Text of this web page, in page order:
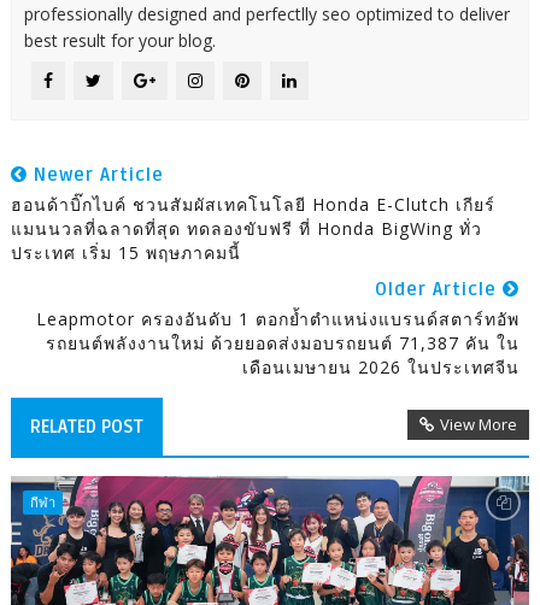
professionally designed and perfectlly seo optimized to deliver
best result for your blog.
Newer Article
ฮอนด้าบิ๊กไบค์ ชวนสัมผัสเทคโนโลยี Honda E-Clutch เกียร์
แมนนวลที่ฉลาดที่สุด ทดลองขับฟรี ที่ Honda BigWing ทั่ว
ประเทศ เริ่ม 15 พฤษภาคมนี้
Older Article
Leapmotor ครองอันดับ 1 ตอกย้ำตำแหน่งแบรนด์สตาร์ทอัพ
รถยนต์พลังงานใหม่ ด้วยยอดส่งมอบรถยนต์ 71,387 คัน ใน
เดือนเมษายน 2026 ในประเทศจีน
RELATED POST View More
กีฬา